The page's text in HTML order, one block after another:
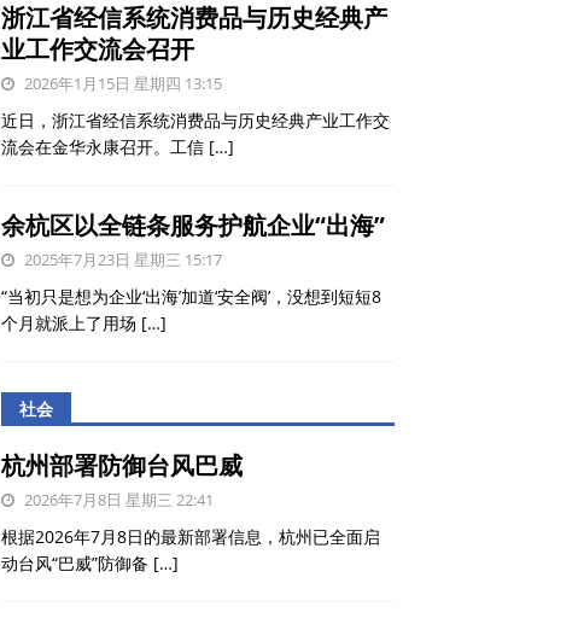
浙江省经信系统消费品与历史经典产
业工作交流会召开
2026年1月15日 星期四 13:15
近日，浙江省经信系统消费品与历史经典产业工作交
流会在金华永康召开。工信 […]
余杭区以全链条服务护航企业“出海”
2025年7月23日 星期三 15:17
“当初只是想为企业‘出海’加道‘安全阀’，没想到短短8
个月就派上了用场 […]
社会
杭州部署防御台风巴威
2026年7月8日 星期三 22:41
根据2026年7月8日的最新部署信息，杭州已全面启
动台风“巴威”防御备 […]